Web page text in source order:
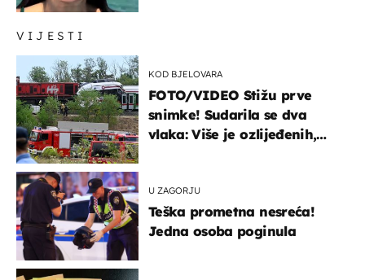
VIJESTI
KOD BJELOVARA
FOTO/VIDEO Stižu prve
snimke! Sudarila se dva
vlaka: Više je ozlijeđenih,
U ZAGORJU
Teška prometna nesreća!
Jedna osoba poginula